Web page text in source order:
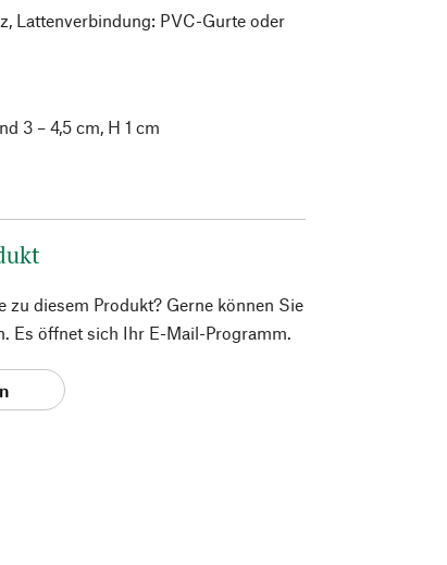
Lattenverbindung: PVC-Gurte oder
3 – 4,5 cm, H 1 cm
zu diesem Produkt? Gerne können Sie
Es öffnet sich Ihr E-Mail-Programm.